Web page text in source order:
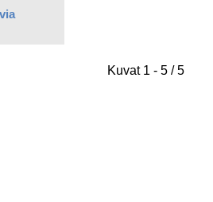
Kuvat 1 - 5 / 5